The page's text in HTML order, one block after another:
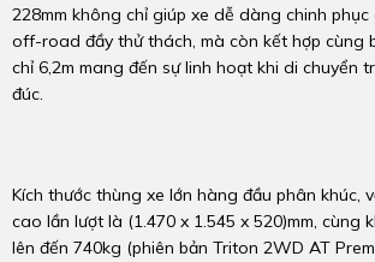
228mm không chỉ giúp xe dễ dàng chinh
off-road đầy thử thách, mà còn kết hợp cùng
chỉ 6,2m mang đến sự linh hoạt khi di chuyển
đúc.
Kích thước thùng xe lớn hàng đầu phân khúc,
cao lần lượt là (1.470 x 1.545 x 520)mm, cùng
lên đến 740kg (phiên bản Triton 2WD AT